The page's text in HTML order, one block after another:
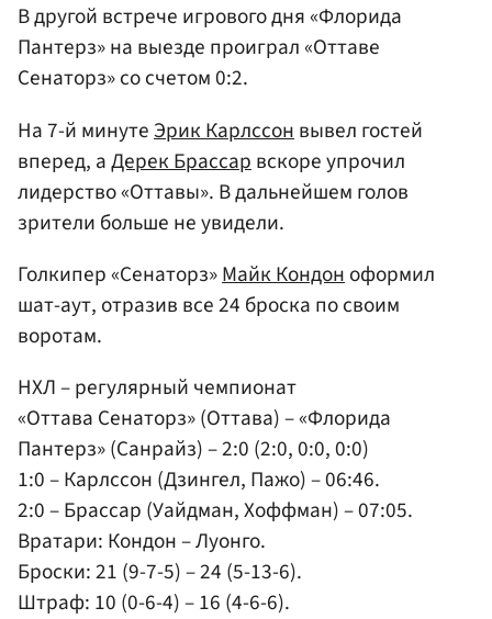
В другой встрече игрового дня «Флорида
Пантерз» на выезде проиграл «Оттаве
Сенаторз» со счетом 0:2.
На 7-й минутеЭрик Карлссон вывел гостей
вперед, аДерек Брассар вскоре упрочил
лидерство «Оттавы». В дальнейшем голов
зрители больше не увидели.
Голкипер «Сенаторз»Майк Кондоноформил
шат-аут, отразив все 24 броска по своим
воротам.
НХЛ – регулярный чемпионат
«Оттава Сенаторз» (Оттава) – «Флорида
Пантерз» (Санрайз) – 2:0 (2:0, 0:0, 0:0)
1:0 – Карлссон (Дзингел, Пажо) – 06:46.
2:0 – Брассар (Уайдман, Хоффман) – 07:05.
Вратари: Кондон – Луонго.
Броски: 21 (9-7-5) – 24 (5-13-6).
Штраф: 10 (0-6-4) – 16 (4-6-6).